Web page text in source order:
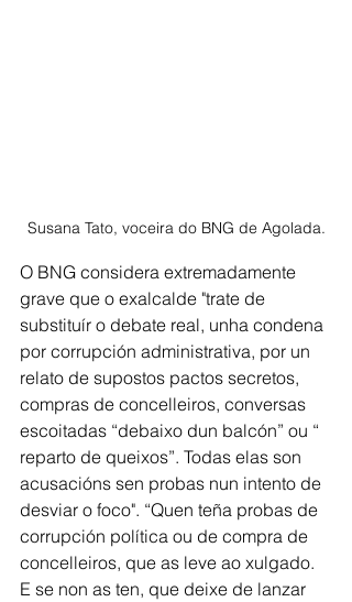
Susana Tato, voceira do BNG de Agolada.
O BNG considera extremadamente
grave que o exalcalde "trate de
substituír o debate real, unha condena
por corrupción administrativa, por un
relato de supostos pactos secretos,
compras de concelleiros, conversas
escoitadas “debaixo dun balcón” ou “
reparto de queixos”. Todas elas son
acusacións sen probas nun intento de
desviar o foco". “Quen teña probas de
corrupción política ou de compra de
concelleiros, que as leve ao xulgado.
E se non as ten, que deixe de lanzar